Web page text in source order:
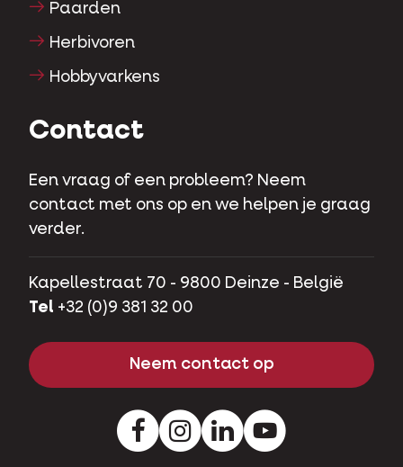
Paarden
Herbivoren
Hobbyvarkens
Contact
Een vraag of een probleem? Neem
contact met ons op en we helpen je graag
verder.
Kapellestraat 70 - 9800 Deinze - België
Tel +32 (0)9 381 32 00
Neem contact op
FacebookInstagramLinkedInYoutube